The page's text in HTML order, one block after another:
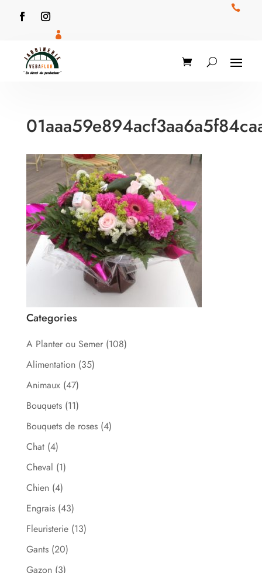


Categories
A Planter ou Semer (108)
Alimentation (35)
Animaux (47)
Bouquets (11)
Bouquets de roses (4)
Chat (4)
Cheval (1)
Chien (4)
Engrais (43)
Fleuristerie (13)
Gants (20)
Gazon (3)